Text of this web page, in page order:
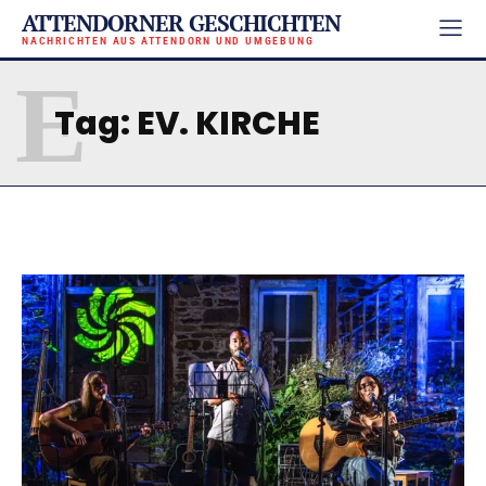
ATTENDORNER GESCHICHTEN
NACHRICHTEN AUS ATTENDORN UND UMGEBUNG
Tag: EV. KIRCHE
E